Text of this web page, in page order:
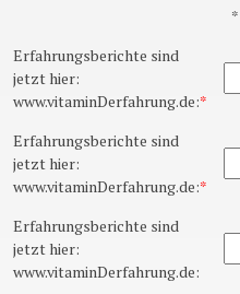
*
Erfahrungsberichte sind
jetzt hier:
www.vitaminDerfahrung.de:*
Erfahrungsberichte sind
jetzt hier:
www.vitaminDerfahrung.de:*
Erfahrungsberichte sind
jetzt hier:
www.vitaminDerfahrung.de: